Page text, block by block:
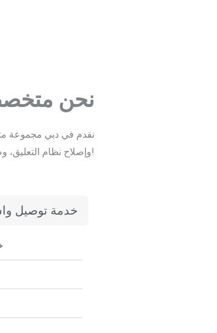
نحن
نقدم في دبي مجموعة
وإصلاح نظام التعليق،، وغيرها الكثير. هل تبحث عن خدمة سيارات أودي موثوقة وبأسعار معقولة؟ لا تتردد، مركز صيانة سياراتي في دبي هو خيارك الأمثل!
خدمة توصيل